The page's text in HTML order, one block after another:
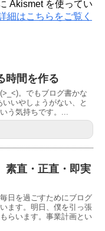
Akismet を使ってい
細はこちらをご覧く
時間を作る
。でもブログ書かな
いやしょうがない、と
う気持ちです。...
素直・正直・即実
日を過ごすためにブログ
ます。明日、僕を引っ張
らいます。事業計画とい